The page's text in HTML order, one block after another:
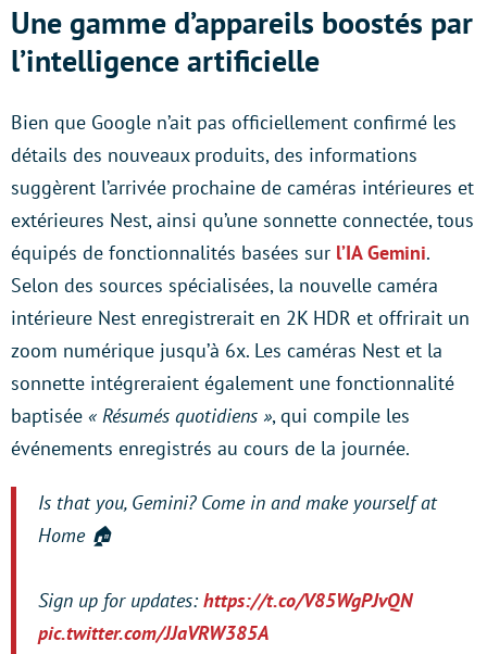
Une gamme d’appareils boostés par
l’intelligence artificielle
Bien que Google n’ait pas officiellement confirmé les
détails des nouveaux produits, des informations
suggèrent l’arrivée prochaine de caméras intérieures et
extérieures Nest, ainsi qu’une sonnette connectée, tous
équipés de fonctionnalités basées sur l’IA Gemini.
Selon des sources spécialisées, la nouvelle caméra
intérieure Nest enregistrerait en 2K HDR et offrirait un
zoom numérique jusqu’à 6x. Les caméras Nest et la
sonnette intégreraient également une fonctionnalité
baptisée « Résumés quotidiens », qui compile les
événements enregistrés au cours de la journée.
Is that you, Gemini? Come in and make yourself at
Home 🏠
Sign up for updates: https://t.co/V85WgPJvQN
pic.twitter.com/JJaVRW385A